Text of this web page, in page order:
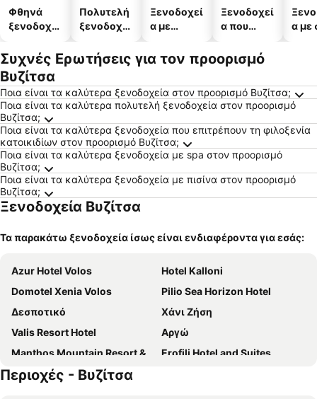
Φθηνά
ξενοδοχεί
Πολυτελή
ξενοδοχεί
Ξενοδοχεί
α με
Ξενοδοχεί
α που
κατοικίδι
α
α με
Συχνές Ερωτήσεις για τον προορισμό
Βυζίτσα
Ποια είναι τα καλύτερα ξενοδοχεία στον προορισμό Βυζίτσα;
Ποια είναι τα καλύτερα πολυτελή ξενοδοχεία στον προορισμό
Βυζίτσα;
Ποια είναι τα καλύτερα ξενοδοχεία που επιτρέπουν τη φιλοξενία
κατοικιδίων στον προορισμό Βυζίτσα;
Ποια είναι τα καλύτερα ξενοδοχεία με spa στον προορισμό
Βυζίτσα;
Ποια είναι τα καλύτερα ξενοδοχεία με πισίνα στον προορισμό
Βυζίτσα;
Ξενοδοχεία Βυζίτσα
Τα παρακάτω ξενοδοχεία ίσως είναι ενδιαφέροντα για εσάς:
Azur Hotel Volos
Hotel Kalloni
Domotel Xenia Volos
Pilio Sea Horizon Hotel
Δεσποτικό
Χάνι Ζήση
Valis Resort Hotel
Αργώ
Manthos Mountain Resort & Spa
Erofili Hotel and Suites
Αίγλη Παλλάς
Περιοχές - Βυζίτσα